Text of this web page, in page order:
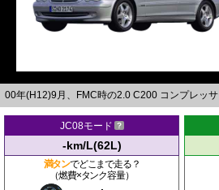
00年(H12)9月、FMC時の2.0 C200 コンプレッサ
JC08モード
-km/L(62L)
満タンでどこまで走る？
（燃費×タンク容量）